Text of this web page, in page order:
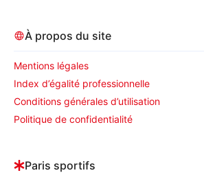
À propos du site
Mentions légales
Index d’égalité professionnelle
Conditions générales d’utilisation
Politique de confidentialité
Paris sportifs